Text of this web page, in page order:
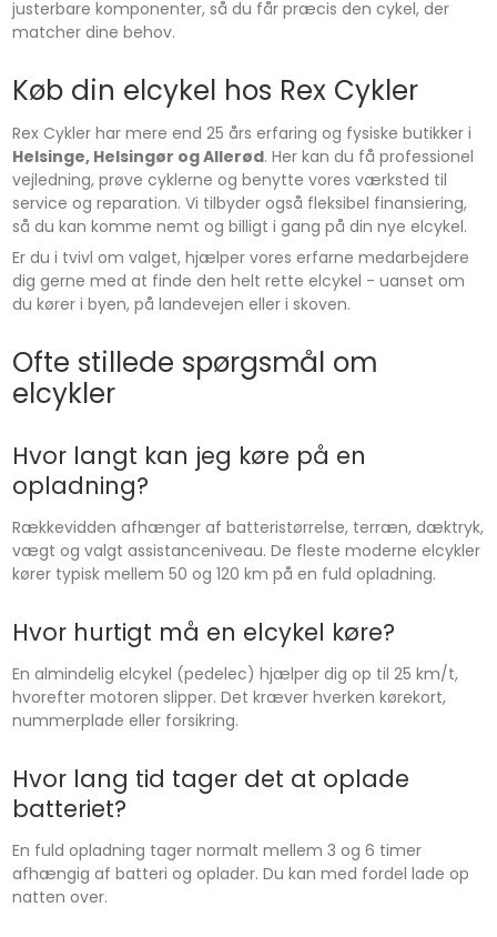
justerbare komponenter, så du får præcis den cykel, der
matcher dine behov.
Køb din elcykel hos Rex Cykler
Rex Cykler har mere end 25 års erfaring og fysiske butikker i
Helsinge, Helsingør og Allerød. Her kan du få professionel
vejledning, prøve cyklerne og benytte vores værksted til
service og reparation. Vi tilbyder også fleksibel finansiering,
så du kan komme nemt og billigt i gang på din nye elcykel.
Er du i tvivl om valget, hjælper vores erfarne medarbejdere
dig gerne med at finde den helt rette elcykel - uanset om
du kører i byen, på landevejen eller i skoven.
Ofte stillede spørgsmål om
elcykler
Hvor langt kan jeg køre på en
opladning?
Rækkevidden afhænger af batteristørrelse, terræn, dæktryk,
vægt og valgt assistanceniveau. De fleste moderne elcykler
kører typisk mellem 50 og 120 km på en fuld opladning.
Hvor hurtigt må en elcykel køre?
En almindelig elcykel (pedelec) hjælper dig op til 25 km/t,
hvorefter motoren slipper. Det kræver hverken kørekort,
nummerplade eller forsikring.
Hvor lang tid tager det at oplade
batteriet?
En fuld opladning tager normalt mellem 3 og 6 timer
afhængig af batteri og oplader. Du kan med fordel lade op
natten over.